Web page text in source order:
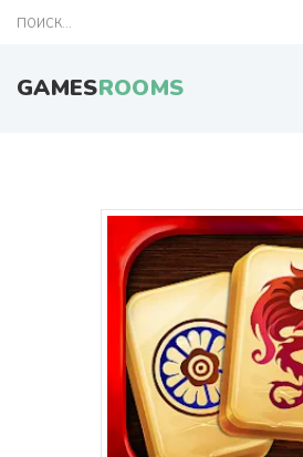
GAMESROOMS